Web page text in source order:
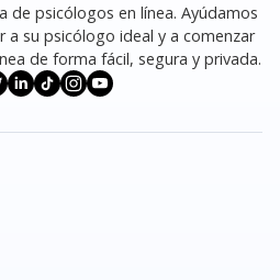
de psicólogos en línea. Ayúdamos
a su psicólogo ideal y a comenzar
de forma fácil, segura y privada.